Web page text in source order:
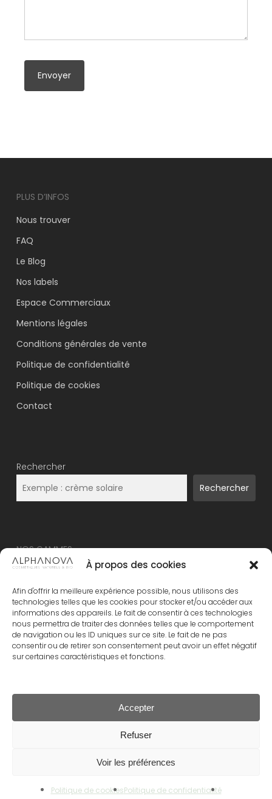
À propos des cookies
Afin d'offrir la meilleure expérience possible, nous utilisons des
technologies telles que les cookies pour stocker et/ou accéder aux
informations des appareils. Le fait de consentir à ces technologies
nous permettra de traiter des données telles que le comportement
de navigation ou les ID uniques sur ce site. Le fait de ne pas
consentir ou de retirer son consentement peut avoir un effet négatif
sur certaines caractéristiques et fonctions.
Accepter
Refuser
Voir les préférences
Politique de cookiesPolitique de confidentialité
PLUS D’INFOS
Nous trouver
FAQ
Le Blog
Nos labels
Espace Commerciaux
Mentions légales
Conditions générales de vente
Politique de confidentialité
Politique de cookies
Contact
Rechercher
Rechercher
NOS GAMMES
NOUVEAU – ALPHANOVA Thermal Care
ALPHANOVA Organic SUN
ALPHANOVA Daily SUN
ALPHANOVA Bebe
Alphanova Kids
© 2024 Alphanova Santé
facebookpinterestlinkedininstagram
tiktok